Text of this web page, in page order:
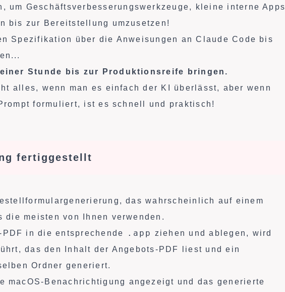
um Geschäftsverbesserungswerkzeuge, kleine interne Apps
bis zur Bereitstellung umzusetzen!
Spezifikation über die Anweisungen an Claude Code bis
Stunde bis zur Produktionsreife bringen.
alles, wenn man es einfach der KI überlässt, aber wenn
formuliert, ist es schnell und praktisch!
fertiggestellt
das wahrscheinlich auf einem
die meisten von Ihnen verwenden.
in die entsprechende
.app
ziehen und ablegen, wird
das den Inhalt der Angebots-PDF liest und ein
Ordner generiert.
macOS-Benachrichtigung angezeigt und das generierte